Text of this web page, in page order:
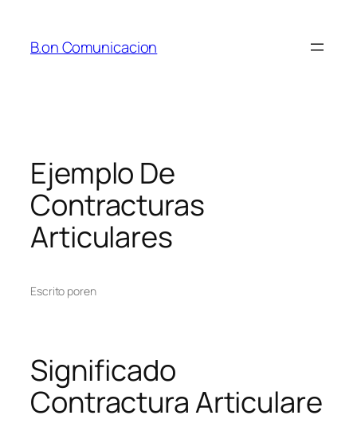
contenido
B.on Comunicacion
Ejemplo De
Contracturas
Articulares
Escrito poren
Significado
Contractura Articulare